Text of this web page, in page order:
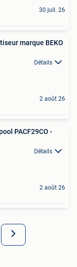
30 juil. 26
marque BEKO
Détails
2 août 26
PACF29CO -
Détails
2 août 26